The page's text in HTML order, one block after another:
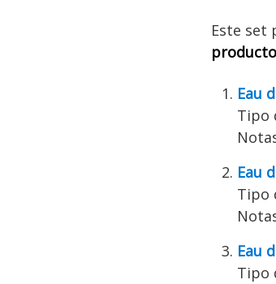
Este set
Eau
Tipo
Eau
Tipo
Eau
Tipo